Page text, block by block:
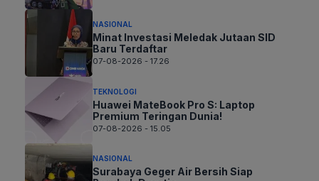
NASIONAL
Minat Investasi Meledak Jutaan SID
Baru Terdaftar
07-08-2026 - 17.26
TEKNOLOGI
Huawei MateBook Pro S: Laptop
Premium Teringan Dunia!
07-08-2026 - 15.05
NASIONAL
Surabaya Geger Air Bersih Siap